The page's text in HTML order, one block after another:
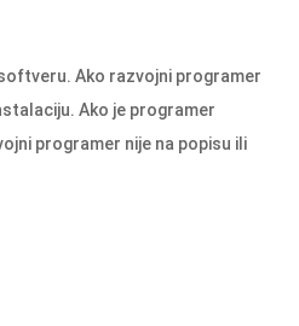
Ako razvojni programer
Ako je programer
programer nije na popisu ili